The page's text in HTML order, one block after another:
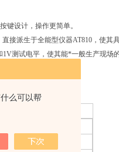
么可以帮
键设计，操作更简单。
接派生于全能型仪器AT810，使其具
测试电平，使其能*一般生产现场的
有仪器功能。